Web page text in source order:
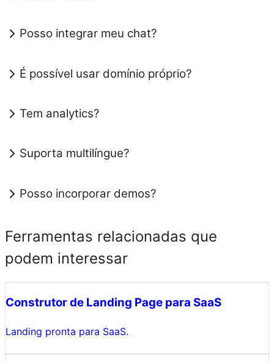
Posso integrar meu chat?
É possível usar domínio próprio?
Tem analytics?
Suporta multilíngue?
Posso incorporar demos?
Ferramentas relacionadas que
podem interessar
Construtor de Landing Page para SaaS
Landing pronta para SaaS.